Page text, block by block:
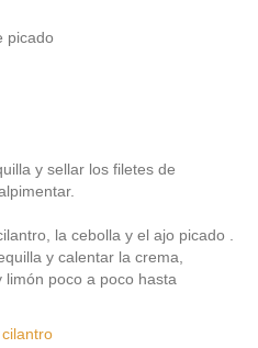
picado
y sellar los filetes de
la cebolla y el ajo picado .
y calentar la crema,
poco a poco hasta